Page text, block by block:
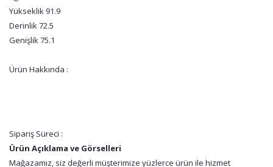
Yükseklik 91.9
Derinlik 72.5
Genişlik 75.1
Ürün Hakkında :
Sipariş Süreci :
Ürün Açıklama ve Görselleri
Mağazamız, siz değerli müşterimize yüzlerce ürün ile hizmet